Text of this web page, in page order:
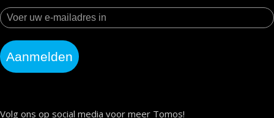
Aanmelden
Volg ons op social media voor meer Tomos!